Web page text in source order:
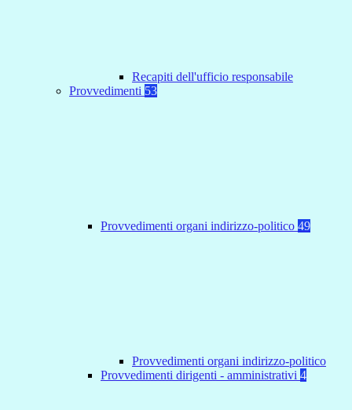
Recapiti dell'ufficio responsabile
Provvedimenti 53
Provvedimenti organi indirizzo-politico 49
Provvedimenti organi indirizzo-politico
Provvedimenti dirigenti - amministrativi 4